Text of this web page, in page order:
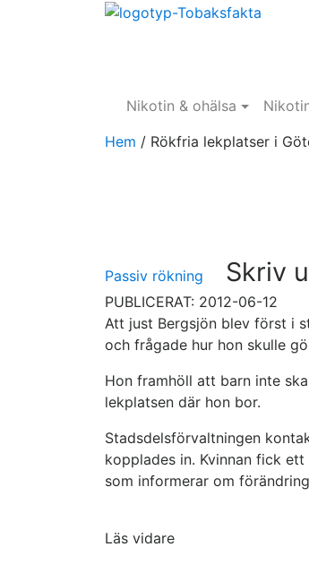
Nikotin & ohälsa
Hem / Rökfria lekplatser i
Passiv rökning Skriv
PUBLICERAT: 2012-06-12
Att just Bergsjön blev först i
och frågade hur hon skulle
Hon framhöll att barn inte
lekplatsen där hon bor.
Stadsdelsförvaltningen
kopplades in. Kvinnan fick
som informerar om
Läs vidare